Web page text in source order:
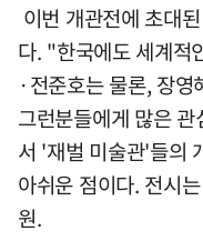
이번 개관전에 초대
다. "한국에도 세계적
·전준호는 물론, 장
그런분들에게 많은
서 '재벌 미술관'들의
아쉬운 점이다. 전시
원.